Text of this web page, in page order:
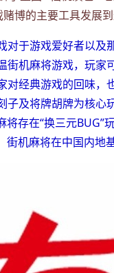
博的主要工具发展
对于游戏爱好者以
街机麻将游戏，玩
对经典游戏的回味
子及将牌胡牌为核
存在“换三元
机麻将在中国内地